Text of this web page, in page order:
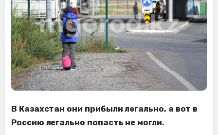
В Казахстан они прибыли легально, а вот в
Россию легально попасть не могли.